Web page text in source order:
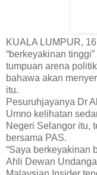
KUALA LUMPUR,
“berkeyakinan
tumpuan arena
bahawa akan
itu.
Pesuruhjayanya Dr
Umno kelihatan
Negeri Selangor itu,
bersama PAS.
“Saya berkeyakinan
Ahli Dewan